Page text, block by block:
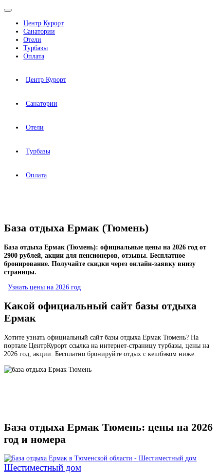
Центр Курорт
Санатории
Отели
Турбазы
Оплата
Центр Курорт
Санатории
Отели
Турбазы
Оплата
База отдыха Ермак (Тюмень)
База отдыха Ермак (Тюмень): официальные цены на 2026 год от
2900 рублей, акции для пенсионеров, отзывы. Бесплатное
бронирование. Получайте скидки через онлайн-заявку внизу
страницы.
Узнать цены на 2026 год
Какой официальный сайт базы отдыха
Ермак
Хотите узнать официальный сайт базы отдыха Ермак Тюмень? На
портале ЦентрКурорт ссылка на интернет-страницу турбазы, цены на
2026 год, акции. Бесплатно бронируйте отдых с кешбэком ниже.
База отдыха Ермак Тюмень: цены на 2026
год и номера
Шестиместный дом